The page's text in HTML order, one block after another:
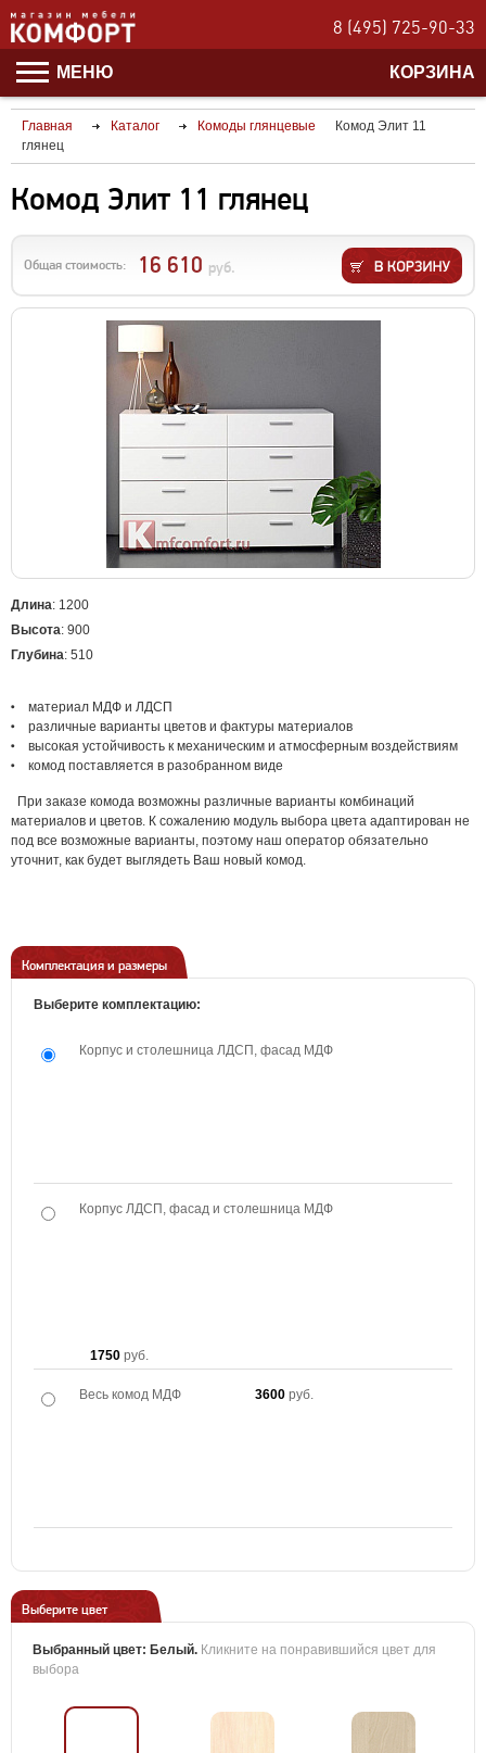
8 (495) 725-90-33
МЕНЮ КОРЗИНА
Главная Каталог Комоды глянцевые
Комод Элит 11
глянец
Комод Элит 11 глянец
Общая стоимость: 16 610 руб.
Длина: 1200
Высота: 900
Глубина: 510
материал МДФ и ЛДСП
различные варианты цветов и фактуры материалов
высокая устойчивость к механическим и атмосферным воздействиям
комод поставляется в разобранном виде
При заказе комода возможны различные варианты комбинаций
материалов и цветов. К сожалению модуль выбора цвета адаптирован не
под все возможные варианты, поэтому наш оператор обязательно
уточнит, как будет выглядеть Ваш новый комод.
Комплектация и размеры
Выберите комплектацию:
Корпус и столешница ЛДСП, фасад МДФ
Корпус ЛДСП, фасад и столешница МДФ
1750 руб.
Весь комод МДФ 3600 руб.
Выберите цвет
Выбранный цвет: Белый. Кликните на понравившийся цвет для
выбора